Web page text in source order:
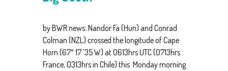
by BWR news: Nandor Fa (Hun) and Conrad
Colman (NZL) crossed the longitude of Cape
Horn (67º 17 ’35 W) at 0613hrs UTC (0713hrs
France, 0313hrs in Chile) this Monday morning.